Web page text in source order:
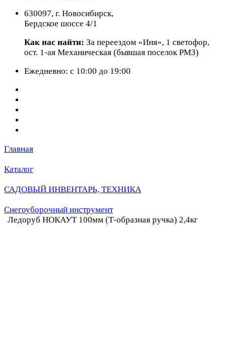
630097, г. Новосибирск,
Бердское шоссе 4/1
Как нас найти: За переездом «Иня», 1 светофор,
ост. 1-ая Механическая (бывшая поселок РМЗ)
Ежедневно: с 10:00 до 19:00
Главная
Каталог
САДОВЫЙ ИНВЕНТАРЬ, ТЕХНИКА
Снегоуборочный инструмент
Ледоруб НОКАУТ 100мм (Т-образная ручка) 2,4кг